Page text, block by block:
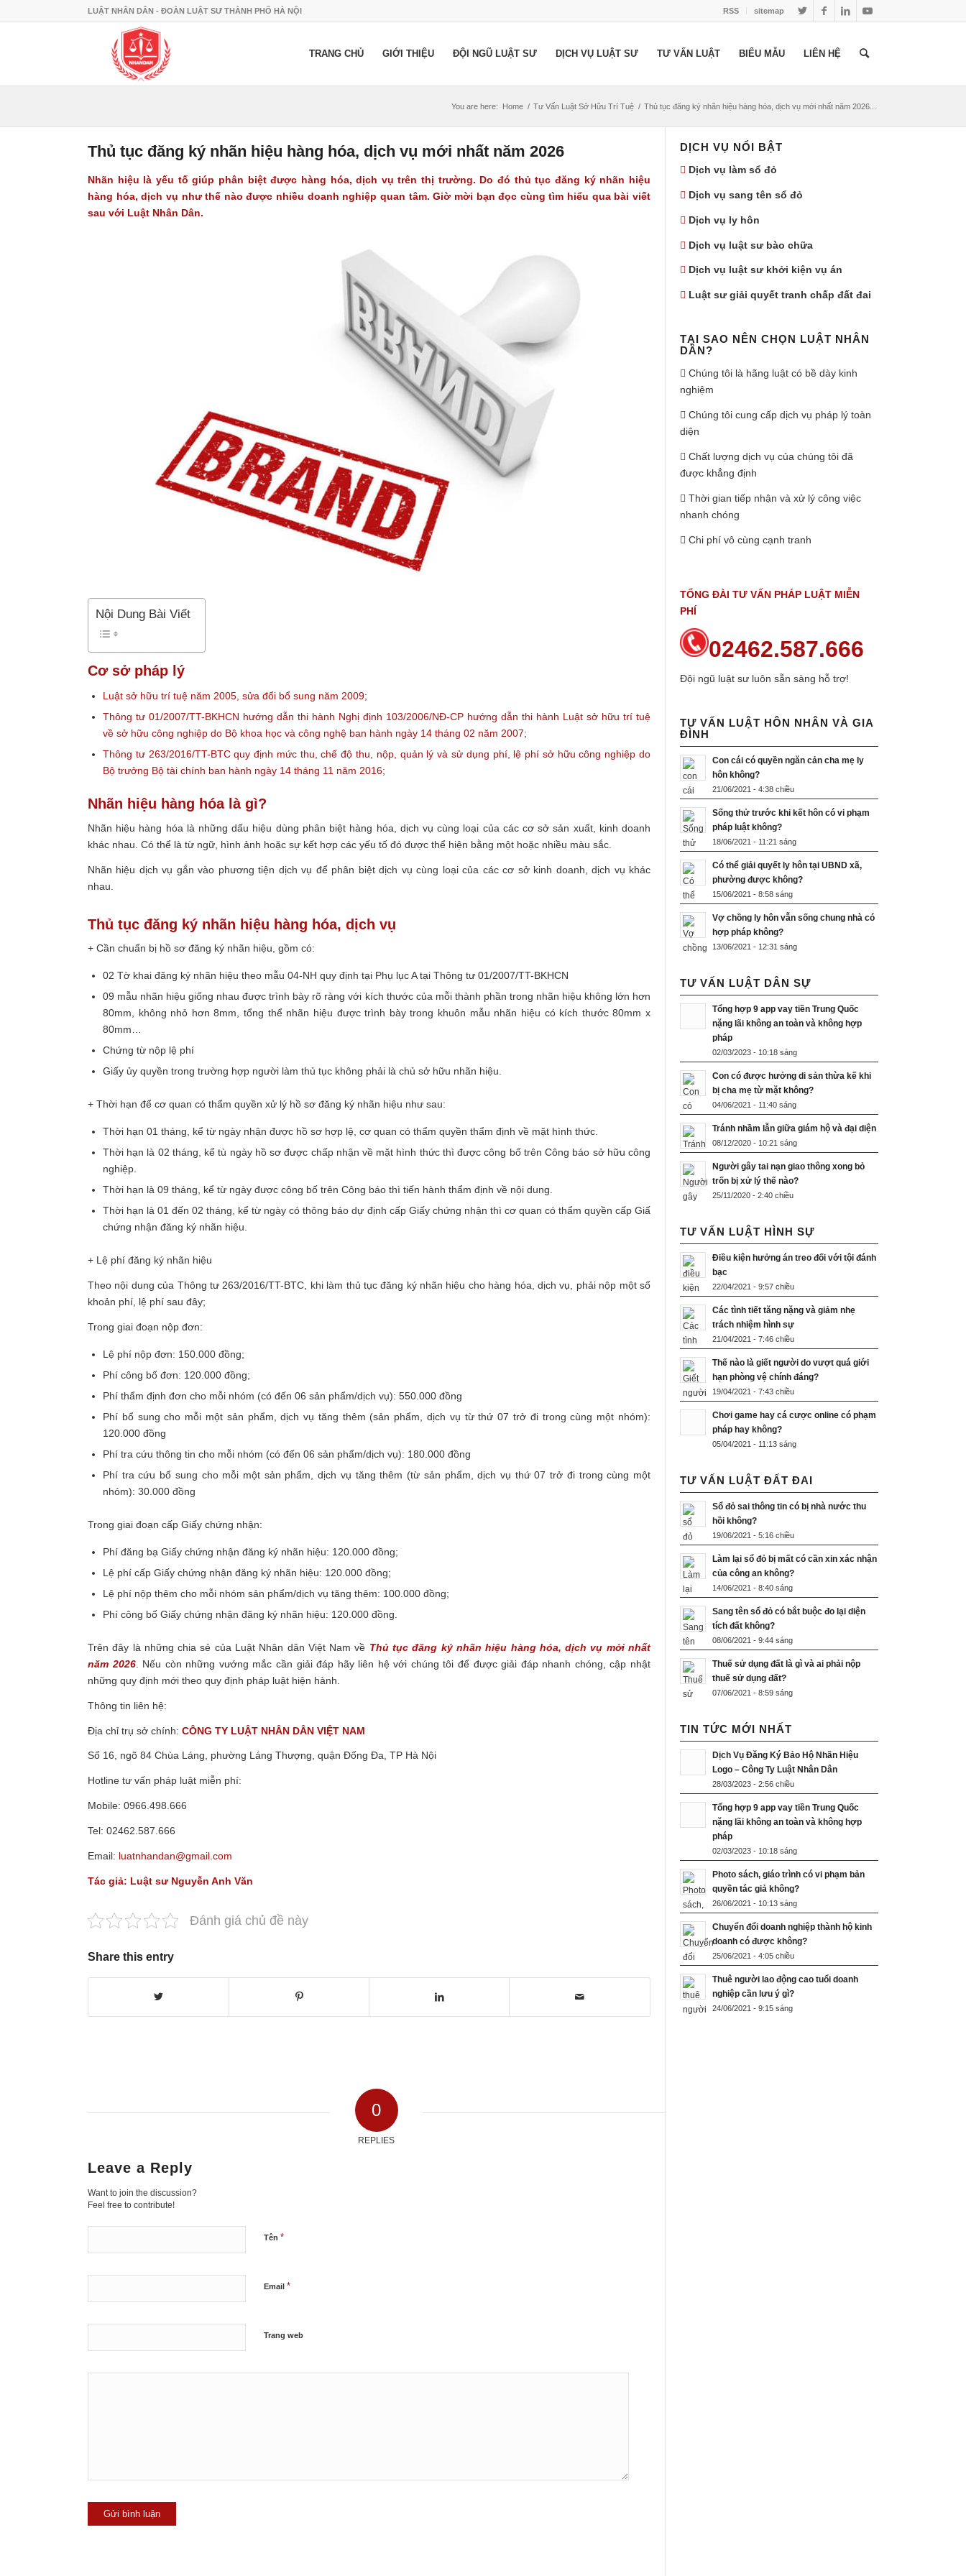
RSS sitemap
LUẬT NHÂN DÂN - ĐOÀN LUẬT SƯ THÀNH PHỐ HÀ NỘI
TRANG CHỦ GIỚI THIỆU ĐỘI NGŨ LUẬT SƯ DỊCH VỤ LUẬT SƯ TƯ VẤN LUẬT BIỂU MẪU LIÊN HỆ
You are here: Home / Tư Vấn Luật Sở Hữu Trí Tuệ / Thủ tục đăng ký nhãn hiệu hàng hóa, dịch vụ mới nhất năm 2026...
Thủ tục đăng ký nhãn hiệu hàng hóa, dịch vụ mới nhất năm 2026
Nhãn hiệu là yếu tố giúp phân biệt được hàng hóa, dịch vụ trên thị trường. Do đó thủ tục đăng ký nhãn hiệu
hàng hóa, dịch vụ như thế nào được nhiều doanh nghiệp quan tâm. Giờ mời bạn đọc cùng tìm hiểu qua bài viết
sau với Luật Nhân Dân.
Nội Dung Bài Viết
Cơ sở pháp lý
Luật sở hữu trí tuệ năm 2005, sửa đổi bổ sung năm 2009;
Thông tư 01/2007/TT-BKHCN hướng dẫn thi hành Nghị định 103/2006/NĐ-CP hướng dẫn thi hành Luật sở hữu trí tuệ
về sở hữu công nghiệp do Bộ khoa học và công nghệ ban hành ngày 14 tháng 02 năm 2007;
Thông tư 263/2016/TT-BTC quy định mức thu, chế độ thu, nộp, quản lý và sử dụng phí, lệ phí sở hữu công nghiệp do
Bộ trưởng Bộ tài chính ban hành ngày 14 tháng 11 năm 2016;
Nhãn hiệu hàng hóa là gì?
Nhãn hiệu hàng hóa là những dấu hiệu dùng phân biệt hàng hóa, dịch vụ cùng loại của các cơ sở sản xuất, kinh doanh
khác nhau. Có thể là từ ngữ, hình ảnh hoặc sự kết hợp các yếu tố đó được thể hiện bằng một hoặc nhiều màu sắc.
Nhãn hiệu dịch vụ gắn vào phương tiện dịch vụ để phân biệt dịch vụ cùng loại của các cơ sở kinh doanh, dịch vụ khác
nhau.
Thủ tục đăng ký nhãn hiệu hàng hóa, dịch vụ
+ Cần chuẩn bị hồ sơ đăng ký nhãn hiệu, gồm có:
02 Tờ khai đăng ký nhãn hiệu theo mẫu 04-NH quy định tại Phụ lục A tại Thông tư 01/2007/TT-BKHCN
09 mẫu nhãn hiệu giống nhau được trình bày rõ ràng với kích thước của mỗi thành phần trong nhãn hiệu không lớn hơn
80mm, không nhỏ hơn 8mm, tổng thể nhãn hiệu được trình bày trong khuôn mẫu nhãn hiệu có kích thước 80mm x
80mm…
Chứng từ nộp lệ phí
Giấy ủy quyền trong trường hợp người làm thủ tục không phải là chủ sở hữu nhãn hiệu.
+ Thời hạn để cơ quan có thẩm quyền xử lý hồ sơ đăng ký nhãn hiệu như sau:
Thời hạn 01 tháng, kể từ ngày nhận được hồ sơ hợp lệ, cơ quan có thẩm quyền thẩm định về mặt hình thức.
Thời hạn là 02 tháng, kể tù ngày hồ sơ được chấp nhận về mặt hình thức thì được công bố trên Công báo sở hữu công
nghiệp.
Thời hạn là 09 tháng, kể từ ngày được công bố trên Công báo thì tiến hành thẩm định về nội dung.
Thời hạn là 01 đến 02 tháng, kể từ ngày có thông báo dự định cấp Giấy chứng nhận thì cơ quan có thẩm quyền cấp Giấ
chứng nhận đăng ký nhãn hiệu.
+ Lệ phí đăng ký nhãn hiệu
Theo nội dung của Thông tư 263/2016/TT-BTC, khi làm thủ tục đăng ký nhãn hiệu cho hàng hóa, dịch vụ, phải nộp một số
khoản phí, lệ phí sau đây;
Trong giai đoạn nộp đơn:
Lệ phí nộp đơn: 150.000 đồng;
Phí công bố đơn: 120.000 đồng;
Phí thẩm định đơn cho mỗi nhóm (có đến 06 sản phẩm/dịch vụ): 550.000 đồng
Phí bổ sung cho mỗi một sản phẩm, dịch vụ tăng thêm (sản phẩm, dịch vụ từ thứ 07 trở đi trong cùng một nhóm):
120.000 đồng
Phí tra cứu thông tin cho mỗi nhóm (có đến 06 sản phẩm/dịch vụ): 180.000 đồng
Phí tra cứu bổ sung cho mỗi một sản phẩm, dịch vụ tăng thêm (từ sản phẩm, dịch vụ thứ 07 trở đi trong cùng một
nhóm): 30.000 đồng
Trong giai đoạn cấp Giấy chứng nhận:
Phí đăng bạ Giấy chứng nhận đăng ký nhãn hiệu: 120.000 đồng;
Lệ phí cấp Giấy chứng nhận đăng ký nhãn hiệu: 120.000 đồng;
Lệ phí nộp thêm cho mỗi nhóm sản phẩm/dịch vụ tăng thêm: 100.000 đồng;
Phí công bố Giấy chứng nhận đăng ký nhãn hiệu: 120.000 đồng.
Trên đây là những chia sẻ của Luật Nhân dân Việt Nam về Thủ tục đăng ký nhãn hiệu hàng hóa, dịch vụ mới nhất
năm 2026.
Nếu còn những vướng mắc cần giải đáp hãy liên hệ với chúng tôi để được giải đáp nhanh chóng, cập nhật
những quy định mới theo quy định pháp luật hiện hành.
Thông tin liên hệ:
Địa chỉ trụ sở chính: CÔNG TY LUẬT NHÂN DÂN VIỆT NAM
Số 16, ngõ 84 Chùa Láng, phường Láng Thượng, quận Đống Đa, TP Hà Nội
Hotline tư vấn pháp luật miễn phí:
Mobile: 0966.498.666
Tel: 02462.587.666
Email: luatnhandan@gmail.com
Tác giả: Luật sư Nguyễn Anh Văn
Đánh giá chủ đề này
Share this entry
0
REPLIES
Leave a Reply
Want to join the discussion?
Feel free to contribute!
Tên *
Email *
Trang web
DỊCH VỤ NỔI BẬT
Dịch vụ làm sổ đỏ
Dịch vụ sang tên sổ đỏ
Dịch vụ ly hôn
Dịch vụ luật sư bào chữa
Dịch vụ luật sư khởi kiện vụ án
Luật sư giải quyết tranh chấp đất đai
TẠI SAO NÊN CHỌN LUẬT NHÂN
DÂN?
Chúng tôi là hãng luật có bề dày kinh
nghiệm
Chúng tôi cung cấp dịch vụ pháp lý toàn
diện
Chất lượng dịch vụ của chúng tôi đã
được khẳng định
Thời gian tiếp nhận và xử lý công việc
nhanh chóng
Chi phí vô cùng cạnh tranh
TỔNG ĐÀI TƯ VẤN PHÁP LUẬT MIỄN
PHÍ
02462.587.666
Đội ngũ luật sư luôn sẵn sàng hỗ trợ!
TƯ VẤN LUẬT HÔN NHÂN VÀ GIA
ĐÌNH
Con cái có quyền ngăn cản cha mẹ ly
hôn không?
21/06/2021 - 4:38 chiều
Sống thử trước khi kết hôn có vi phạm
pháp luật không?
18/06/2021 - 11:21 sáng
Có thể giải quyết ly hôn tại UBND xã,
phường được không?
15/06/2021 - 8:58 sáng
Vợ chồng ly hôn vẫn sống chung nhà có
hợp pháp không?
13/06/2021 - 12:31 sáng
TƯ VẤN LUẬT DÂN SỰ
Tổng hợp 9 app vay tiền Trung Quốc
nặng lãi không an toàn và không hợp
pháp
02/03/2023 - 10:18 sáng
Con có được hưởng di sản thừa kế khi
bị cha mẹ từ mặt không?
04/06/2021 - 11:40 sáng
Tránh nhầm lẫn giữa giám hộ và đại diện
08/12/2020 - 10:21 sáng
Người gây tai nạn giao thông xong bỏ
trốn bị xử lý thế nào?
25/11/2020 - 2:40 chiều
TƯ VẤN LUẬT HÌNH SỰ
Điều kiện hưởng án treo đối với tội đánh
bạc
22/04/2021 - 9:57 chiều
Các tình tiết tăng nặng và giảm nhẹ
trách nhiệm hình sự
21/04/2021 - 7:46 chiều
Thế nào là giết người do vượt quá giới
hạn phòng vệ chính đáng?
19/04/2021 - 7:43 chiều
Chơi game hay cá cược online có phạm
pháp hay không?
05/04/2021 - 11:13 sáng
TƯ VẤN LUẬT ĐẤT ĐAI
Sổ đỏ sai thông tin có bị nhà nước thu
hồi không?
19/06/2021 - 5:16 chiều
Làm lại sổ đỏ bị mất có cần xin xác nhận
của công an không?
14/06/2021 - 8:40 sáng
Sang tên sổ đỏ có bắt buộc đo lại diện
tích đất không?
08/06/2021 - 9:44 sáng
Thuế sử dụng đất là gì và ai phải nộp
thuế sử dụng đất?
07/06/2021 - 8:59 sáng
TIN TỨC MỚI NHẤT
Dịch Vụ Đăng Ký Bảo Hộ Nhãn Hiệu
Logo – Công Ty Luật Nhân Dân
28/03/2023 - 2:56 chiều
Tổng hợp 9 app vay tiền Trung Quốc
nặng lãi không an toàn và không hợp
pháp
02/03/2023 - 10:18 sáng
Photo sách, giáo trình có vi phạm bản
quyền tác giả không?
26/06/2021 - 10:13 sáng
Chuyển đổi doanh nghiệp thành hộ kinh
doanh có được không?
25/06/2021 - 4:05 chiều
Thuê người lao động cao tuổi doanh
nghiệp cần lưu ý gì?
24/06/2021 - 9:15 sáng